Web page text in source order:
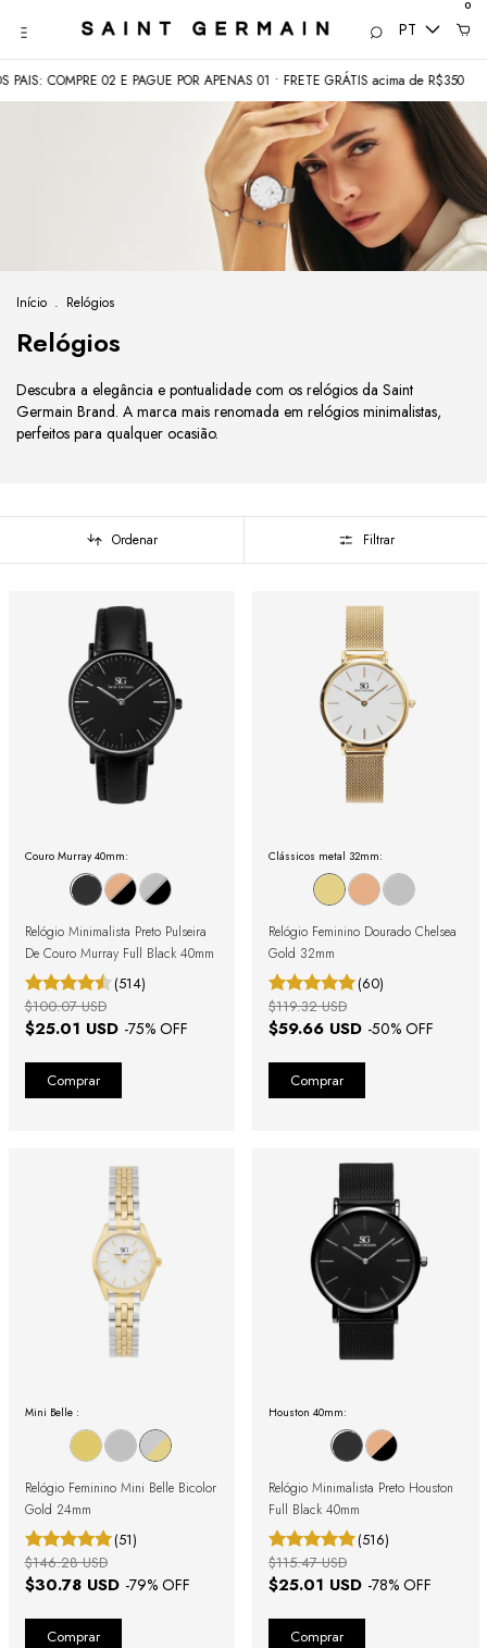
PT
0
02 E PAGUE POR APENAS 01 • FRETE GRÁTIS acima de R$350
Início . Relógios
Relógios
Descubra a elegância e pontualidade com os relógios da Saint
Germain Brand. A marca mais renomada em relógios minimalistas,
perfeitos para qualquer ocasião.
Ordenar Filtrar
Couro Murray 40mm:
Relógio Minimalista Preto Pulseira
De Couro Murray Full Black 40mm
(514)
$25.01 USD -75% OFF
$100.07 USD
Clássicos metal 32mm:
Relógio Feminino Dourado Chelsea
Gold 32mm
(60)
$59.66 USD -50% OFF
$119.32 USD
Mini Belle :
Relógio Feminino Mini Belle Bicolor
Gold 24mm
(51)
$30.78 USD -79% OFF
$146.28 USD
Houston 40mm:
Relógio Minimalista Preto Houston
Full Black 40mm
(516)
$25.01 USD -78% OFF
$115.47 USD